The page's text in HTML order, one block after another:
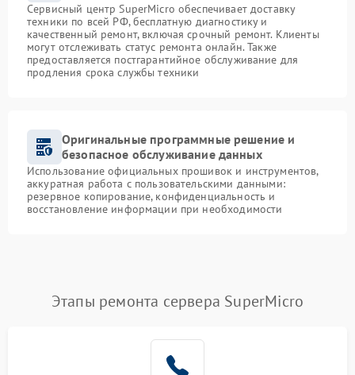
Сервисный центр SuperMicro обеспечивает доставку
техники по всей РФ, бесплатную диагностику и
качественный ремонт, включая срочный ремонт. Клиенты
могут отслеживать статус ремонта онлайн. Также
предоставляется постгарантийное обслуживание для
продления срока службы техники
Оригинальные программные решение и
безопасное обслуживание данных
Использование официальных прошивок и инструментов,
аккуратная работа с пользовательскими данными:
резервное копирование, конфиденциальность и
восстановление информации при необходимости
Этапы ремонта сервера SuperMicro